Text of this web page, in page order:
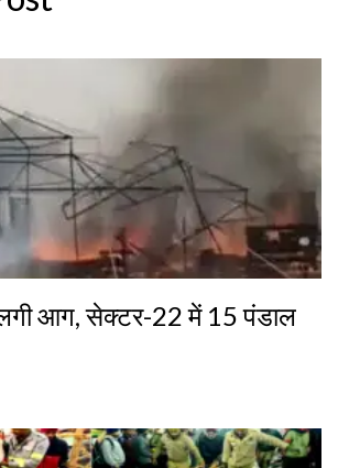
आग, सेक्टर-22 में 15 पंडाल